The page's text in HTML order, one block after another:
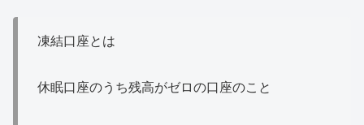
凍結口座とは
休眠口座のうち残高がゼロの口座のこと